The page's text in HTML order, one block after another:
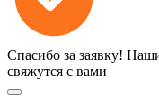
Спасибо за заявку!
свяжутся с вами